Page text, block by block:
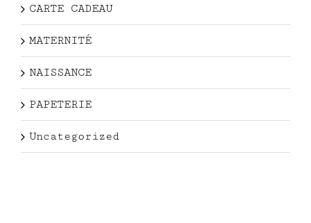
CARTE CADEAU
MATERNITÉ
NAISSANCE
PAPETERIE
Uncategorized